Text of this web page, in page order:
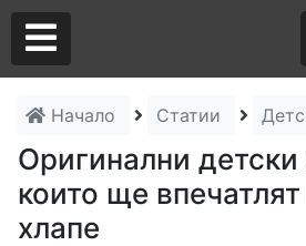
Начало Статии
Оригинални
които ще
хлапе
Аз съм майстор
Търся майстор